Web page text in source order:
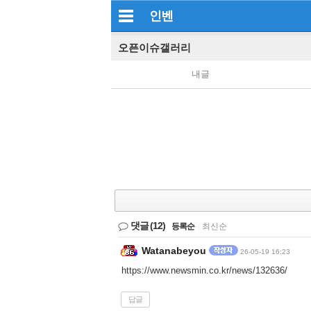
인벤
오픈이슈갤러리
내글
댓글(12) 등록순 최신순
Watanabeyou 26-05-19 16:23
https://www.newsmin.co.kr/news/132636/
답글